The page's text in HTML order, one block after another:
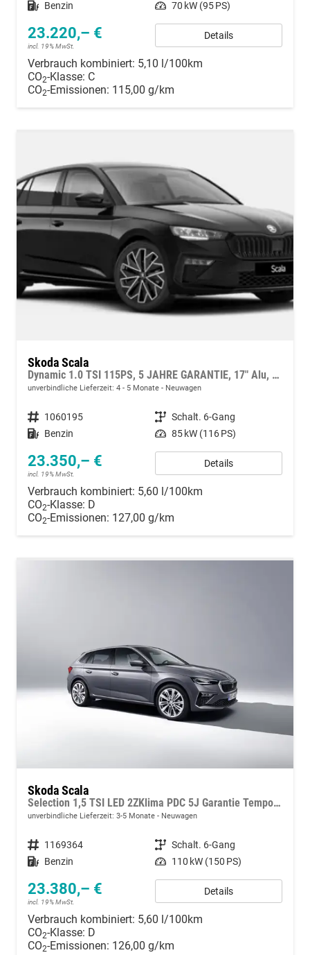
Kraftstoff Benzin Leistung 70 kW (95 PS)
23.220,– €
incl. 19% MwSt.
Details
Verbrauch kombiniert: 5,10 l/100km
CO2-Klasse: C
CO2-Emissionen: 115,00 g/km
Skoda Scala
Dynamic 1.0 TSI 115PS, 5 JAHRE GARANTIE, 17" Alu, Elektr. Heckklappe, Toter-Winkel, Kessy, Alarm, Climatronic, SunSet, Verlängerte Heckscheibe, Sitzheizung, Parksensoren vorne/hinten, Rückfahrkamera, Tempomat, Radio 8" + Wireless Smartlink, M-Lederlenkrad
unverbindliche Lieferzeit: 4 - 5 Monate Neuwagen
Fahrzeugnummer 1060195 Getriebe Schalt. 6-Gang
Kraftstoff Benzin Leistung 85 kW (116 PS)
23.350,– €
incl. 19% MwSt.
Details
Verbrauch kombiniert: 5,60 l/100km
CO2-Klasse: D
CO2-Emissionen: 127,00 g/km
Skoda Scala
Selection 1,5 TSI LED 2ZKlima PDC 5J Garantie Tempomat Alu Felgen SmartLink Sitzheizung Multi Lederlenkrad Bluetooth
unverbindliche Lieferzeit: 3-5 Monate Neuwagen
Fahrzeugnummer 1169364 Getriebe Schalt. 6-Gang
Kraftstoff Benzin Leistung 110 kW (150 PS)
23.380,– €
incl. 19% MwSt.
Details
Verbrauch kombiniert: 5,60 l/100km
CO2-Klasse: D
CO2-Emissionen: 126,00 g/km